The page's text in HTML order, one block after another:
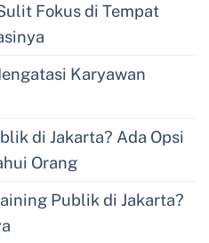
Fokus di Tempat
Karyawan
di Jakarta? Ada Opsi
Orang
Publik di Jakarta?